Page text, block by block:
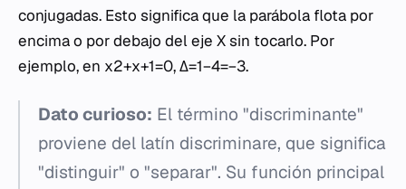
conjugadas. Esto significa que la parábola flota por
encima o por debajo del eje X sin tocarlo. Por
ejemplo, en x2+x+1=0, Δ=1−4=−3.
Dato curioso: El término "discriminante"
proviene del latín discriminare, que significa
"distinguir" o "separar". Su función principal